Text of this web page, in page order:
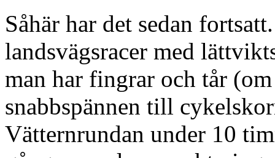
Såhär har det sedan
landsvägsracer med
man har fingrar och tår
snabbspännen till
Vätternrundan under 10